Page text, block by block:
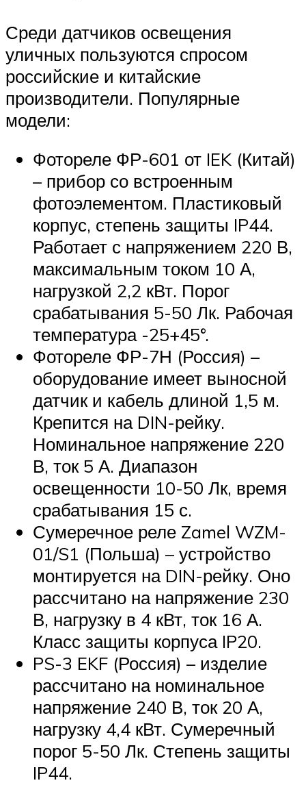
Среди датчиков освещения
уличных пользуются спросом
российские и китайские
производители. Популярные
модели:
Фотореле ФР-601 от IEK (Китай)
– прибор со встроенным
фотоэлементом. Пластиковый
корпус, степень защиты IP44.
Работает с напряжением 220 В,
максимальным током 10 А,
нагрузкой 2,2 кВт. Порог
срабатывания 5-50 Лк. Рабочая
температура -25+45°.
Фотореле ФР-7Н (Россия) –
оборудование имеет выносной
датчик и кабель длиной 1,5 м.
Крепится на DIN-рейку.
Номинальное напряжение 220
В, ток 5 А. Диапазон
освещенности 10-50 Лк, время
срабатывания 15 с.
Сумеречное реле Zamel WZM-
01/S1 (Польша) – устройство
монтируется на DIN-рейку. Оно
рассчитано на напряжение 230
В, нагрузку в 4 кВт, ток 16 А.
Класс защиты корпуса IP20.
PS-3 EKF (Россия) – изделие
рассчитано на номинальное
напряжение 240 В, ток 20 А,
нагрузку 4,4 кВт. Сумеречный
порог 5-50 Лк. Степень защиты
IP44.